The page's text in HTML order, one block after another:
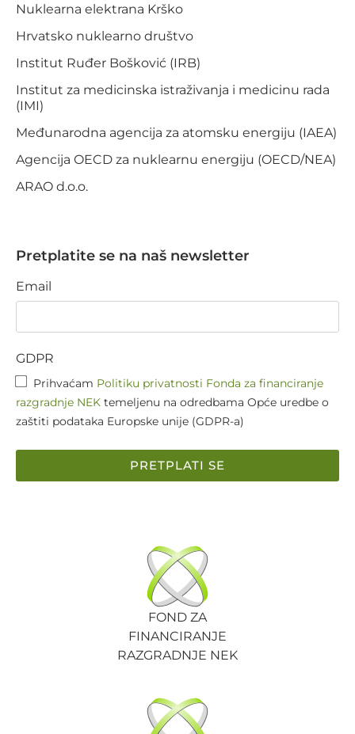
Nuklearna elektrana Krško
Hrvatsko nuklearno društvo
Institut Ruđer Bošković (IRB)
Institut za medicinska istraživanja i medicinu rada
(IMI)
Međunarodna agencija za atomsku energiju (IAEA)
Agencija OECD za nuklearnu energiju (OECD/NEA)
ARAO d.o.o.
Pretplatite se na naš newsletter
Email
GDPR
Prihvaćam Politiku privatnosti Fonda za financiranje
razgradnje NEK temeljenu na odredbama Opće uredbe o
zaštiti podataka Europske unije (GDPR-a)
PRETPLATI SE
FOND ZA
FINANCIRANJE
RAZGRADNJE NEK